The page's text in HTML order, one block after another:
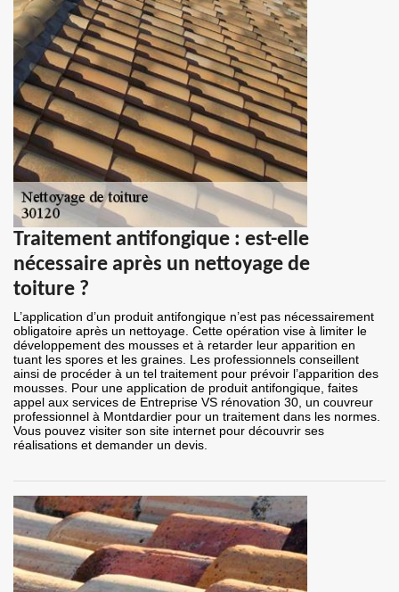
Traitement antifongique : est-elle
nécessaire après un nettoyage de
toiture ?
L’application d’un produit antifongique n’est pas nécessairement
obligatoire après un nettoyage. Cette opération vise à limiter le
développement des mousses et à retarder leur apparition en
tuant les spores et les graines. Les professionnels conseillent
ainsi de procéder à un tel traitement pour prévoir l’apparition des
mousses. Pour une application de produit antifongique, faites
appel aux services de Entreprise VS rénovation 30, un couvreur
professionnel à Montdardier pour un traitement dans les normes.
Vous pouvez visiter son site internet pour découvrir ses
réalisations et demander un devis.